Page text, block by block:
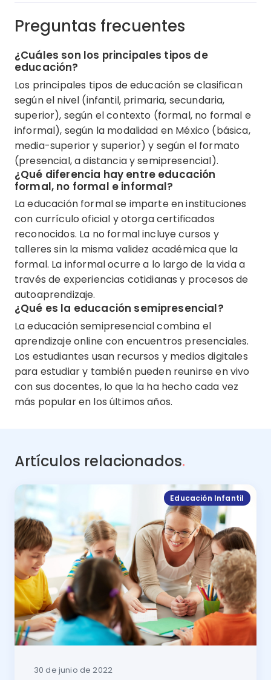
Preguntas frecuentes
¿Cuáles son los principales tipos de
educación?
Los principales tipos de educación se clasifican
según el nivel (infantil, primaria, secundaria,
superior), según el contexto (formal, no formal e
informal), según la modalidad en México (básica,
media-superior y superior) y según el formato
(presencial, a distancia y semipresencial).
¿Qué diferencia hay entre educación
formal, no formal e informal?
La educación formal se imparte en instituciones
con currículo oficial y otorga certificados
reconocidos. La no formal incluye cursos y
talleres sin la misma validez académica que la
formal. La informal ocurre a lo largo de la vida a
través de experiencias cotidianas y procesos de
autoaprendizaje.
¿Qué es la educación semipresencial?
La educación semipresencial combina el
aprendizaje online con encuentros presenciales.
Los estudiantes usan recursos y medios digitales
para estudiar y también pueden reunirse en vivo
con sus docentes, lo que la ha hecho cada vez
más popular en los últimos años.
Artículos relacionados.
Educación Infantil
30 de junio de 2022